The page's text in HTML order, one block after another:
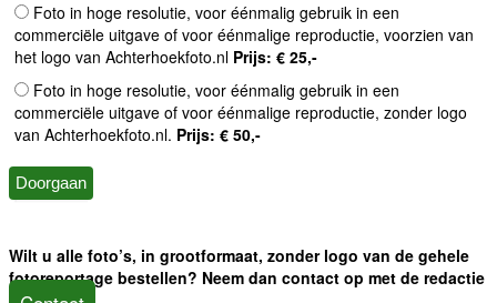
Foto in hoge resolutie, voor éénmalig gebruik in een
commerciële uitgave of voor éénmalige reproductie, voorzien van
het logo van Achterhoekfoto.nl Prijs: € 25,-
Foto in hoge resolutie, voor éénmalig gebruik in een
commerciële uitgave of voor éénmalige reproductie, zonder logo
van Achterhoekfoto.nl. Prijs: € 50,-
Wilt u alle foto’s, in grootformaat, zonder logo van de gehele
fotoreportage bestellen? Neem dan contact op met de redactie